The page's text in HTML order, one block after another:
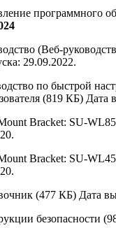
программного
(Веб-
29.09.2022.
по быстрой
(819 КБ) Дата
Bracket: SU-
Bracket: SU-
(477 КБ) Дата
безопасности